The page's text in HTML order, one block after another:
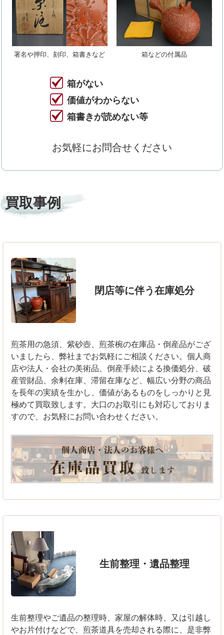
署名や押印、刻印、箱書きなど 箱などの付属品
箱がない
価値がわからない
箱書きが読めない等
お気軽にお問合せください
買取事例
閉店等に伴う在庫処分
煎茶用の急須、紫砂壺、煎茶椀の在庫品・倒産品がござ
いましたら、弊社までお気軽にご相談ください。個人商
店や法人・会社の美術品、倒産手続による換価処分、破
産管財品、余剰在庫、滞留在庫など、幅広い分野の商品
を長年の実績を生かし、価値があるものをしっかりと見
極めて買取致します。大口のお取引にも対応しておりま
すので、お気軽にお問い合わせください。
生前整理・遺品整理
生前整理やご遺品の整理時、家屋の解体時、又は引越し
やお片付けなどで、煎茶道具を売却される際に、是非弊